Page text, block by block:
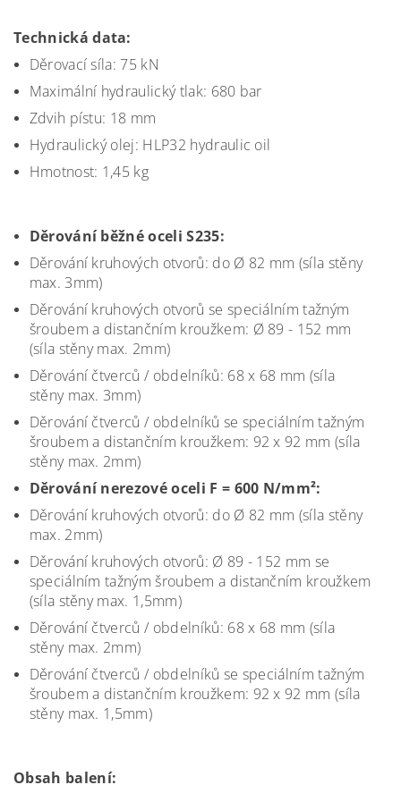
Technická data:
Děrovací síla: 75 kN
Maximální hydraulický tlak: 680 bar
Zdvih pístu: 18 mm
Hydraulický olej: HLP32 hydraulic oil
Hmotnost: 1,45 kg
Děrování běžné oceli S235:
Děrování kruhových otvorů: do Ø 82 mm (síla stěny
max. 3mm)
Děrování kruhových otvorů se speciálním tažným
šroubem a distančním kroužkem: Ø 89 - 152 mm
(síla stěny max. 2mm)
Děrování čtverců / obdelníků: 68 x 68 mm (síla
stěny max. 3mm)
Děrování čtverců / obdelníků se speciálním tažným
šroubem a distančním kroužkem: 92 x 92 mm (síla
stěny max. 2mm)
Děrování nerezové oceli F = 600 N/mm²:
Děrování kruhových otvorů: do Ø 82 mm (síla stěny
max. 2mm)
Děrování kruhových otvorů: Ø 89 - 152 mm se
speciálním tažným šroubem a distančním kroužkem
(síla stěny max. 1,5mm)
Děrování čtverců / obdelníků: 68 x 68 mm (síla
stěny max. 2mm)
Děrování čtverců / obdelníků se speciálním tažným
šroubem a distančním kroužkem: 92 x 92 mm (síla
stěny max. 1,5mm)
Obsah balení: